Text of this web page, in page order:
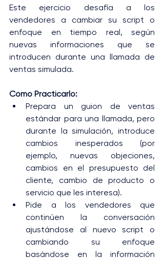
Este ejercicio desafía a los
vendedores a cambiar su script o
enfoque en tiempo real, según
nuevas informaciones que se
introducen durante una llamada de
ventas simulada.
Cómo Practicarlo:
Prepara un guion de ventas
estándar para una llamada, pero
durante la simulación, introduce
cambios inesperados (por
ejemplo, nuevas objeciones,
cambios en el presupuesto del
cliente, cambio de producto o
servicio que les interesa).
Pide a los vendedores que
continúen la conversación
ajustándose al nuevo script o
cambiando su enfoque
basándose en la información